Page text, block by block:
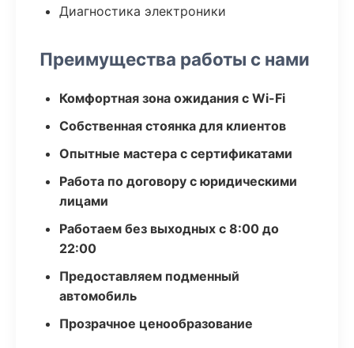
Диагностика электроники
Преимущества работы с нами
Комфортная зона ожидания с Wi-Fi
Собственная стоянка для клиентов
Опытные мастера с сертификатами
Работа по договору с юридическими
лицами
Работаем без выходных с 8:00 до
22:00
Предоставляем подменный
автомобиль
Прозрачное ценообразование